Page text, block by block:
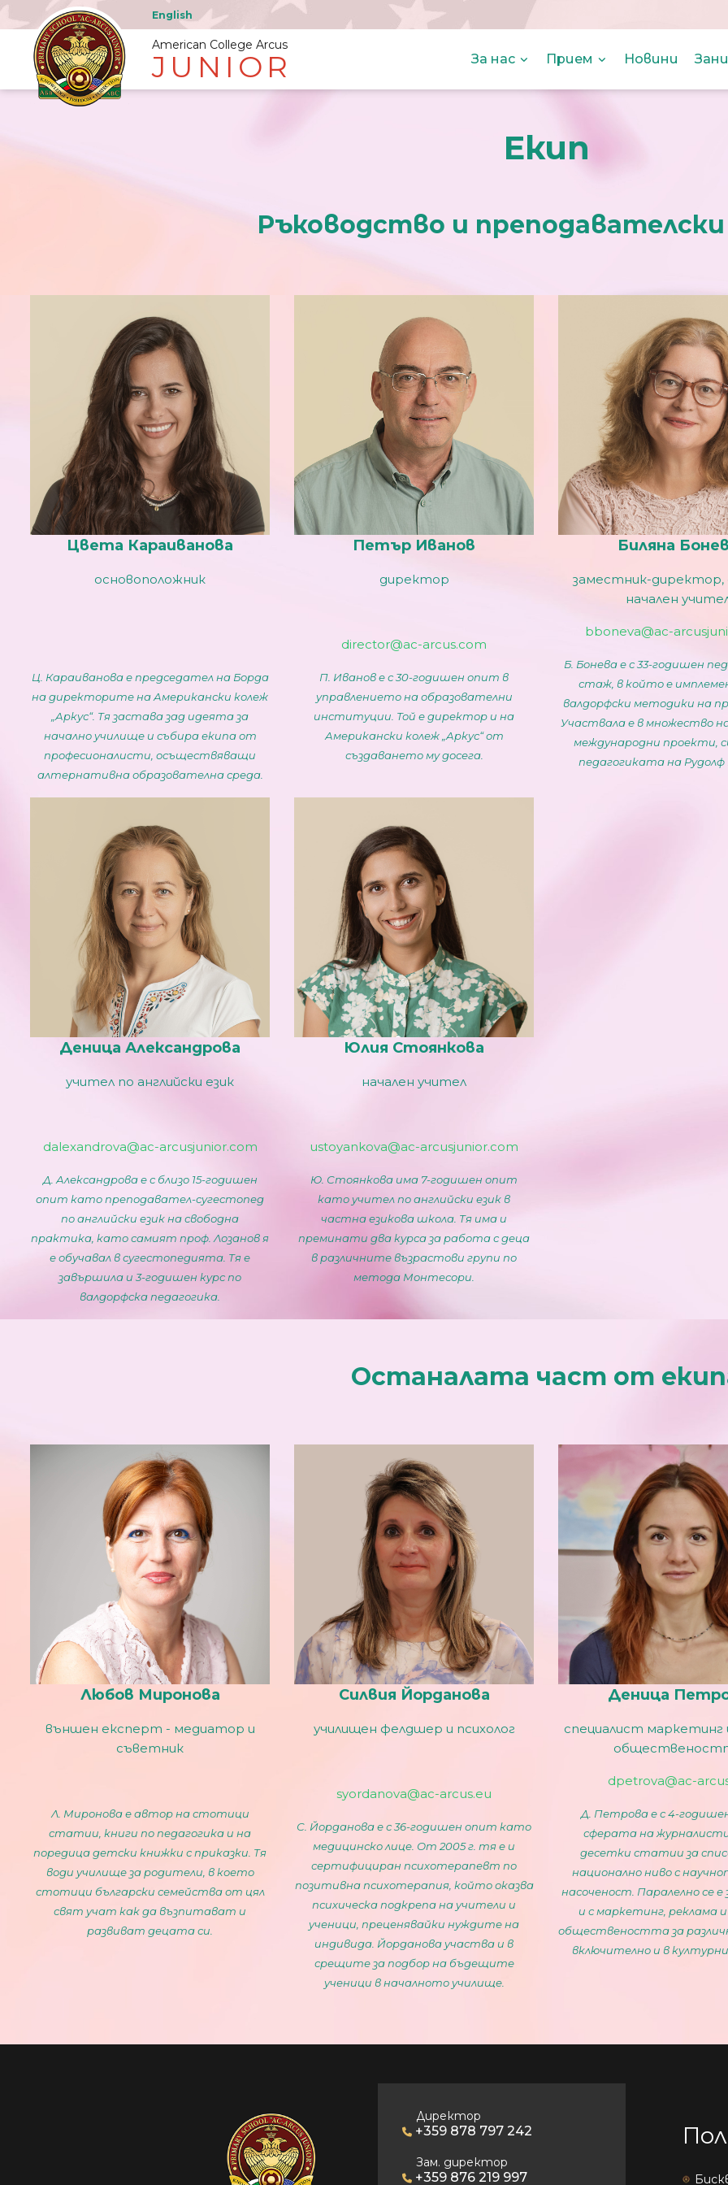
English
American College Arcus
JUNIOR За нас Прием Новини
Екип
Ръководство и
Цвета Караиванова
основоположник
Ц. Караиванова е председател на Борда
на директорите на Американски колеж
„Аркус“. Тя застава зад идеята за
начално училище и събира екипа от
професионалисти, осъществяващи
алтернативна образователна среда.
Петър Иванов
директор
director@ac-arcus.com
П. Иванов е с 30-годишен опит в
управлението на образователни
институции. Той е директор и на
Американски колеж „Аркус“ от
създаването му досега.
Биляна
заместник-
начален
bboneva@ac-
Б. Бонева е с 33-годишен
стаж, в който е
валдорфски методики на
Участвала е в множество
международни проекти,
педагогиката на
Деница Александрова
учител по английски език
dalexandrova@ac-arcusjunior.com
Д. Александрова е с близо 15-годишен
опит като преподавател-сугестопед
по английски език на свободна
практика, като самият проф. Лозанов я
е обучавал в сугестопедията. Тя е
завършила и 3-годишен курс по
валдорфска педагогика.
Юлия Стоянкова
начален учител
ustoyankova@ac-arcusjunior.com
Ю. Стоянкова има 7-годишен опит
като учител по английски език в
частна езикова школа. Тя има и
преминати два курса за работа с деца
в различните възрастови групи по
метода Монтесори.
Останалата част от
Любов Миронова
външен експерт - медиатор и
съветник
Л. Миронова е автор на стотици
статии, книги по педагогика и на
поредица детски книжки с приказки. Тя
води училище за родители, в което
стотици български семейства от цял
свят учат как да възпитават и
развиват децата си.
Силвия Йорданова
училищен фелдшер и психолог
syordanova@ac-arcus.eu
С. Йорданова е с 36-годишен опит като
медицинско лице. От 2005 г. тя е и
сертифициран психотерапевт по
позитивна психотерапия, който оказва
психическа подкрепа на учители и
ученици, преценявайки нуждите на
индивида. Йорданова участва и в
срещите за подбор на бъдещите
ученици в началното училище.
Деница
специалист маркетинг
dpetrova@ac-
Д. Петрова е с 4-
сферата на
десетки статии за
национално ниво с
насоченост. Паралелно се е
и с маркетинг, реклама и
обществеността за
включително и в
Директор
+359 878 797 242
Зам. директор
+359 876 219 997